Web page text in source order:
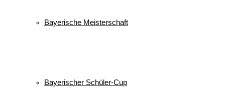
Bayerische Meisterschaft
Bayerischer Schüler-Cup